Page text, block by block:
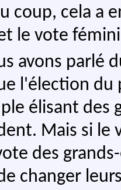
coup, cela a
le vote
avons parlé
l'élection
élisant des
Mais si
des
changer